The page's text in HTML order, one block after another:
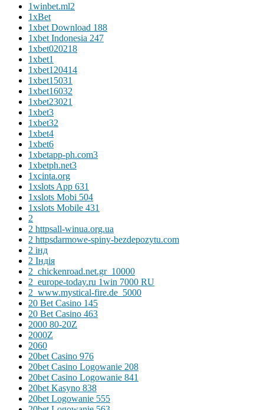
1winbet.ml2
1xBet
1xbet Download 188
1xbet Indonesia 247
1xbet020218
1xbet1
1xbet120414
1xbet15031
1xbet16032
1xbet23021
1xbet3
1xbet32
1xbet4
1xbet6
1xbetapp-ph.com3
1xbetph.net3
1xcinta.org
1xslots App 631
1xslots Mobi 504
1xslots Mobile 431
2
2 httpsall-winua.org.ua
2 httpsdarmowe-spiny-bezdepozytu.com
2 інд
2 Індія
2_chickenroad.net.gr_10000
2_europe-today.ru 1win 7000 RU
2_www.mystical-fire.de_5000
20 Bet Casino 145
20 Bet Casino 463
2000 80-20Z
2000Z
2060
20bet Casino 976
20bet Casino Logowanie 208
20bet Casino Logowanie 841
20bet Kasyno 838
20bet Logowanie 555